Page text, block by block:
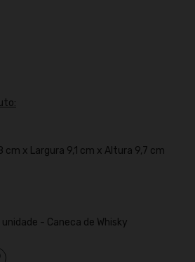
cm x Largura 9,1 cm x Altura 9,7 cm
unidade - Caneca de Whisky